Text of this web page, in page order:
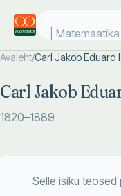
Avaleht/Carl Jakob Eduard
Carl Jakob
1820–1889
Selle isiku